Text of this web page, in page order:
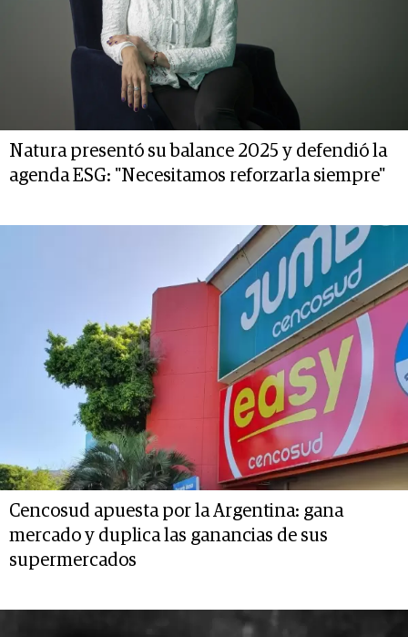
Natura presentó su balance 2025 y defendió la
agenda ESG: "Necesitamos reforzarla siempre"
Cencosud apuesta por la Argentina: gana
mercado y duplica las ganancias de sus
supermercados